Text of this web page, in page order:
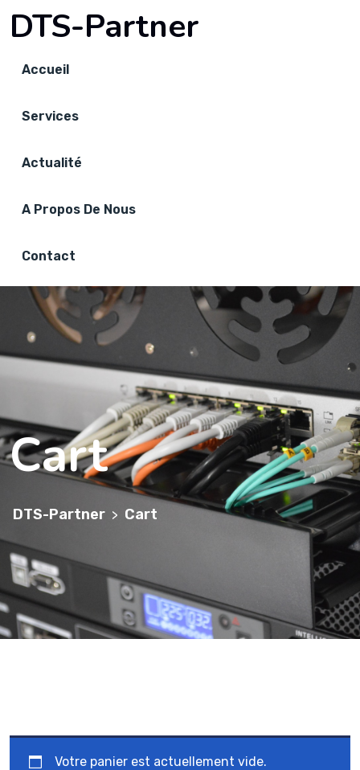
DTS-Partner
Accueil
Services
Actualité
A Propos De Nous
Contact
Cart
DTS-Partner > Cart
Votre panier est actuellement vide.